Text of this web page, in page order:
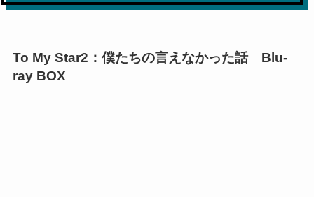
To My Star2：僕たちの言えなかった話 Blu-
ray BOX